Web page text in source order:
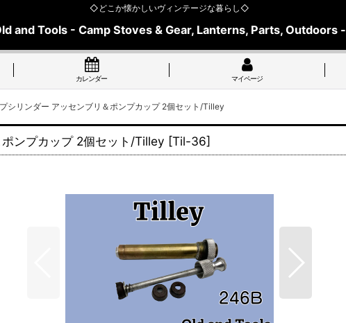
◇どこか懐かしいヴィンテージな暮らし◇
and Tools - Camp Stoves & Gear, Lanterns, Parts, Outdoors -
カレンダー マイページ
シリンダー アッセンブリ＆ポンプカップ 2個セット/Tilley
ンプカップ 2個セット/Tilley [Til-36]